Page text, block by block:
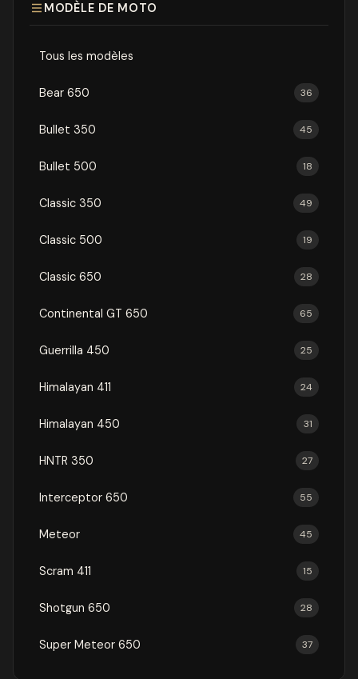
MODÈLE DE MOTO
Tous les modèles
Bear 650 36
Bullet 350 45
Bullet 500 18
Classic 350 49
Classic 500 19
Classic 650 28
Continental GT 650 65
Guerrilla 450 25
Himalayan 411 24
Himalayan 450 31
HNTR 350 27
Interceptor 650 55
Meteor 45
Scram 411 15
Shotgun 650 28
Super Meteor 650 37